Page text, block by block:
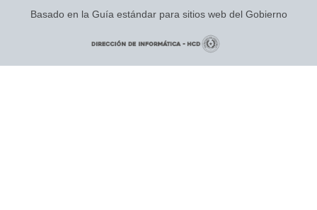
Basado en la Guía estándar para sitios web del Gobierno